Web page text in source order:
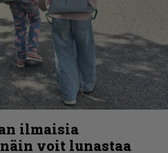
ilmaisia
voit lunastaa